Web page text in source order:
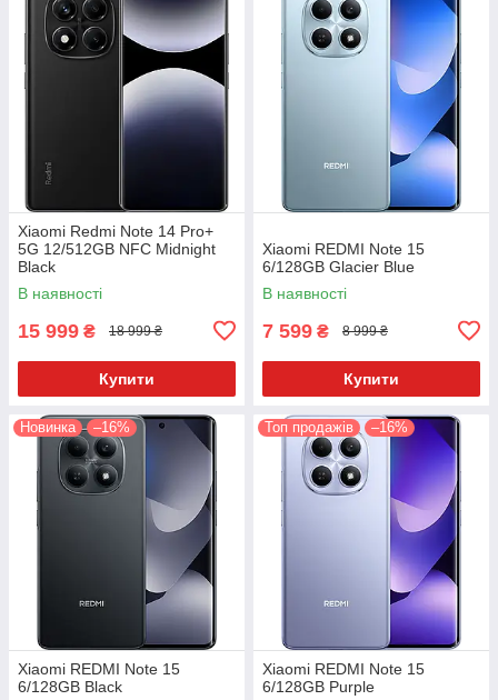
Xiaomi Redmi Note 14 Pro+
5G 12/512GB NFC Midnight
Black
В наявності
15 999 ₴ 18 999 ₴
Купити
Xiaomi REDMI Note 15
6/128GB Glacier Blue
В наявності
7 599 ₴ 8 999 ₴
Купити
Новинка –16%
Xiaomi REDMI Note 15
6/128GB Black
Топ продажів –16%
Xiaomi REDMI Note 15
6/128GB Purple